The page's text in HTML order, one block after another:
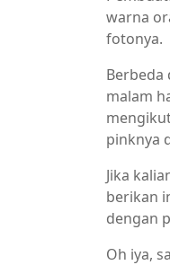
warna
fotonya.
Berbeda
malam
pinknya
Jika
berikan
dengan
Oh iya,